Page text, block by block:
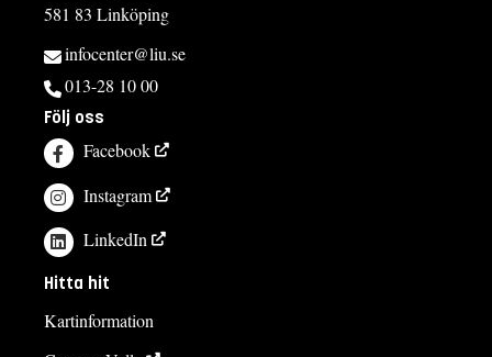
581 83 Linköping
infocenter@liu.se
013-28 10 00
Följ oss
Facebook
Instagram
LinkedIn
Hitta hit
Kartinformation